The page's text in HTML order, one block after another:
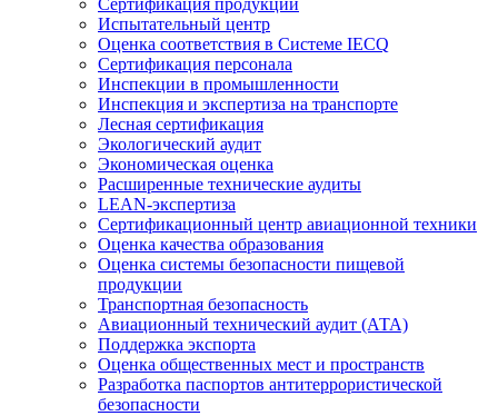
Сертификация продукции
Испытательный центр
Оценка соответствия в Системе IECQ
Сертификация персонала
Инспекции в промышленности
Инспекция и экспертиза на транспорте
Лесная сертификация
Экологический аудит
Экономическая оценка
Расширенные технические аудиты
LEAN-экспертиза
Сертификационный центр авиационной техники
Оценка качества образования
Оценка системы безопасности пищевой
продукции
Транспортная безопасность
Авиационный технический аудит (АТА)
Поддержка экспорта
Оценка общественных мест и пространств
Разработка паспортов антитеррористической
безопасности